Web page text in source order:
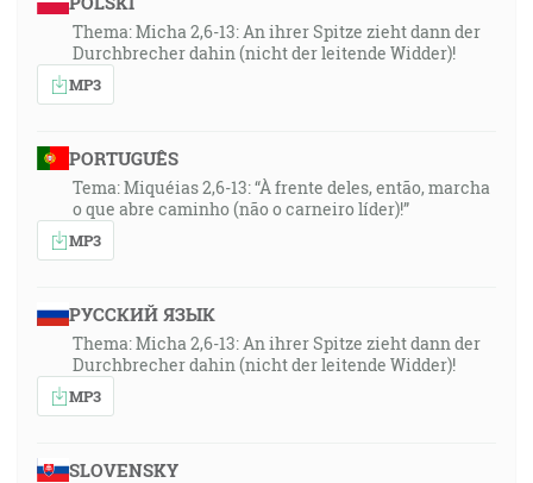
Thema: Micha 2,6-13: An ihrer Spitze zieht dann der
Durchbrecher dahin (nicht der leitende Widder)!
MP3
PORTUGUÊS
Tema: Miquéias 2,6-13: “À frente deles, então, marcha
o que abre caminho (não o carneiro líder)!”
MP3
РУССКИЙ ЯЗЫК
Thema: Micha 2,6-13: An ihrer Spitze zieht dann der
Durchbrecher dahin (nicht der leitende Widder)!
MP3
SLOVENSKY